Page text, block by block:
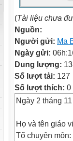
(Tài liệu chưa
Nguồn:
Người gửi: Ma
Ngày gửi:
Dung lượng:
Số lượt tải: 127
Số lượt thích: 0
Ngày 2 tháng
Họ và tên giáo
Tổ chuyên